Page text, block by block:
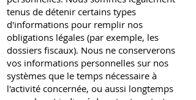
tenus de détenir certains types
d'informations pour remplir nos
obligations légales (par exemple, les
dossiers fiscaux). Nous ne conserverons
vos informations personnelles sur nos
systèmes que le temps nécessaire à
l'activité concernée, ou aussi longtemps